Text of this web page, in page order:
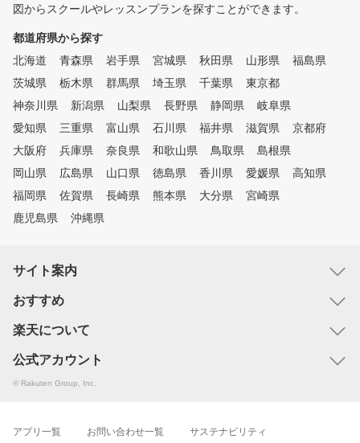
図からスクールやレッスンプランを探すことができます。
都道府県から探す
北海道
青森県 岩手県 宮城県 秋田県 山形県
福島県
茨城県
栃木県 群馬県 埼玉県 千葉県
東京都
神奈川県
新潟県 山梨県 長野県 静岡県
岐阜県
愛知県
三重県 富山県 石川県 福井県 滋賀県
京都府
大阪府
兵庫県 奈良県 和歌山県 鳥取県
島根県
岡山県
広島県 山口県 徳島県 香川県 愛媛県
高知県
福岡県
佐賀県 長崎県 熊本県 大分県
宮崎県
鹿児島県
沖縄県
サイト案内
おすすめ
楽天について
公式アカウント
© Rakuten Group, Inc.
アプリ一覧 お問い合わせ一覧 サステナビリティ